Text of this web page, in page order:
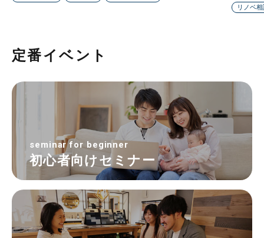
リノベ
定番イベント
seminar for beginner
初心者向けセミナー